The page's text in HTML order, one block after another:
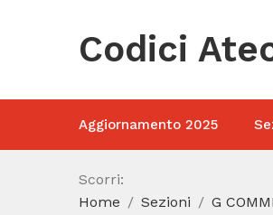
Codici
Aggiornamento 2025
Scorri:
Home
Sezioni
G